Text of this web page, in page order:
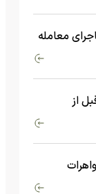
معامله
از